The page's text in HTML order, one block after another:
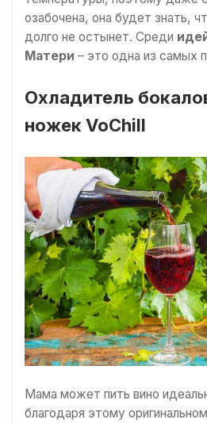
озабочена, она будет знать,
долго не остынет. Среди
Матери – это одна из самых
Охладитель
ножек VoChill
Мама может пить вино
благодаря этому